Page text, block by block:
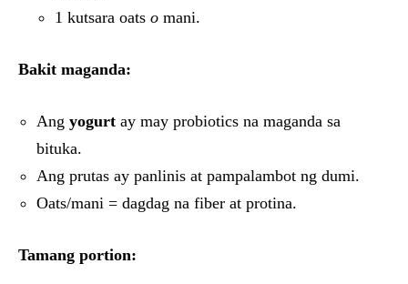
1 kutsara oats o mani.
Bakit maganda:
Ang yogurt ay may probiotics na maganda sa
bituka.
Ang prutas ay panlinis at pampalambot ng dumi.
Oats/mani = dagdag na fiber at protina.
Tamang portion: